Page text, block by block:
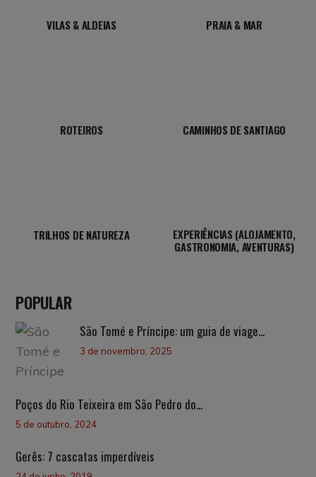
VILAS & ALDEIAS PRAIA & MAR
ROTEIROS CAMINHOS DE SANTIAGO
TRILHOS DE NATUREZA
EXPERIÊNCIAS (ALOJAMENTO,
GASTRONOMIA, AVENTURAS)
POPULAR
São Tomé e Príncipe: um guia de viage...
3 de novembro, 2025
Poços do Rio Teixeira em São Pedro do...
5 de outubro, 2024
Gerês: 7 cascatas imperdíveis